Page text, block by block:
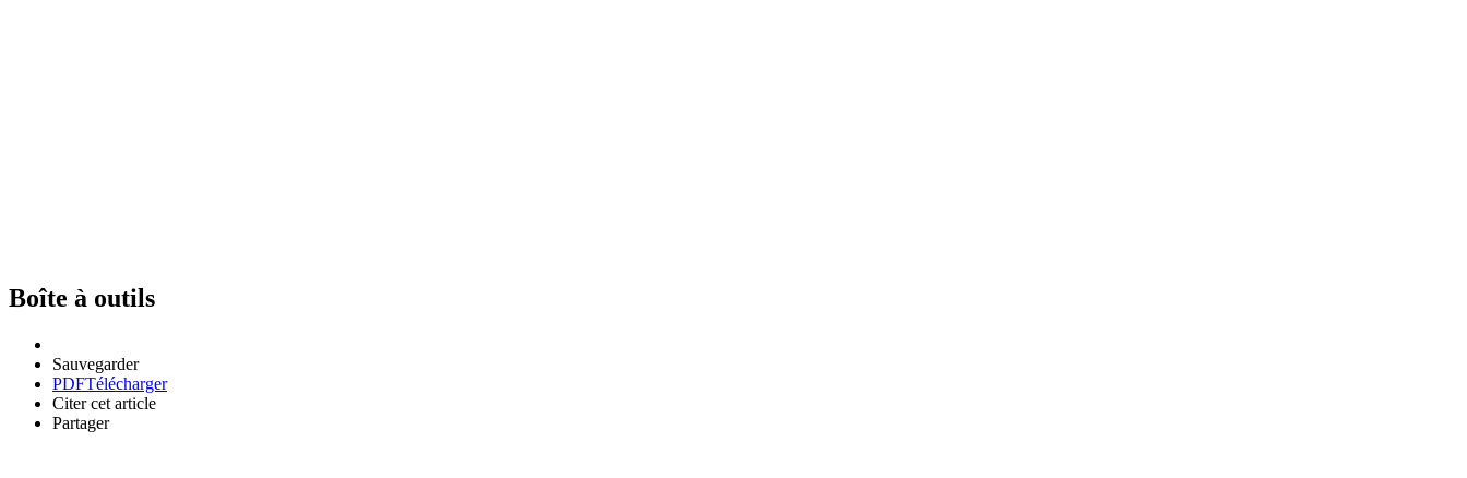
Boîte à outils
Sauvegarder
PDFTélécharger
Citer cet article
Partager